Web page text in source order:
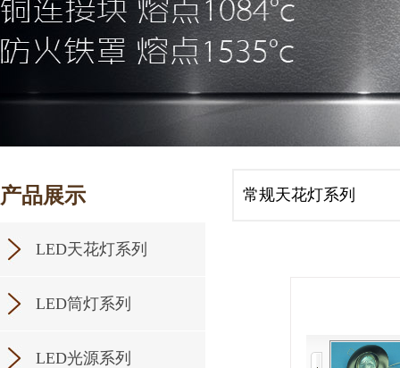
产品展示
LED天花灯系列
LED筒灯系列
LED光源系列
常规天花灯系列